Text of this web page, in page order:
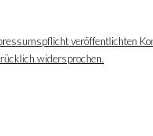
veröffentlichten
widersprochen.